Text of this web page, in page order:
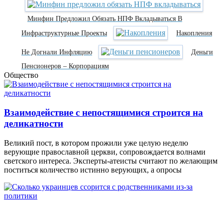
Минфин Предложил Обязать НПФ Вкладываться В
Инфраструктурные Проекты
Накопления
Не Догнали Инфляцию
Деньги
Пенсионеров – Корпорациям
Общество
Взаимодействие с непостящимися строится на
деликатности
Великий пост, в котором прожили уже целую неделю
верующие православной церкви, сопровождается волнами
светского интереса. Эксперты-атеисты считают по желающим
поститься количество истинно верующих, а опросы